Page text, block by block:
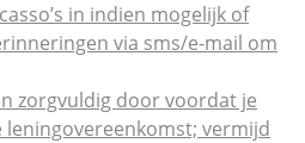
in indien mogelijk of
via sms/e-mail om
zorgvuldig door voordat je
vermijd